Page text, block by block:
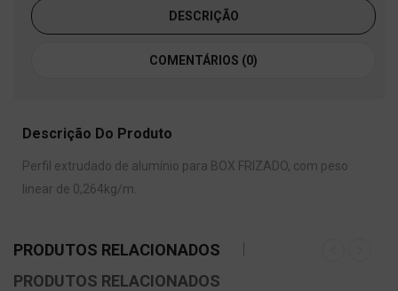
DESCRIÇÃO
COMENTÁRIOS (0)
Descrição Do Produto
Perfil extrudado de alumínio para BOX FRIZADO, com peso
linear de 0,264kg/m.
PRODUTOS RELACIONADOS
PRODUTOS RELACIONADOS